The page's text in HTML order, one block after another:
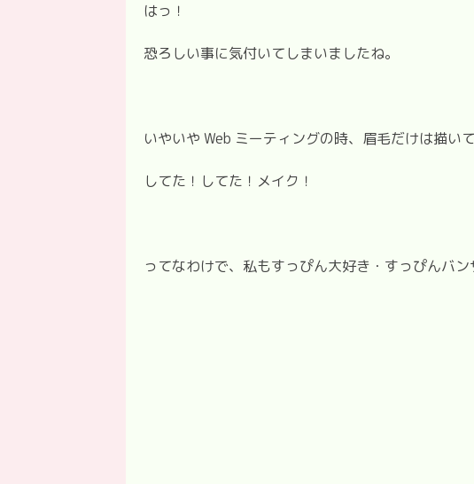
はっ！
恐ろしい事に気付いてしまいましたね。
いやいや Web ミーティングの時、眉毛だけは描いて
してた！してた！メイク！
ってなわけで、私もすっぴん大好き・すっぴんバン